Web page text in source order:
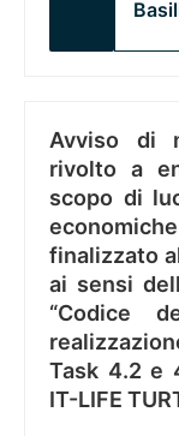
Avviso di
rivolto a
scopo di
finalizzato
ai sensi
“Codice
Task 4.2 e
IT-LIFE